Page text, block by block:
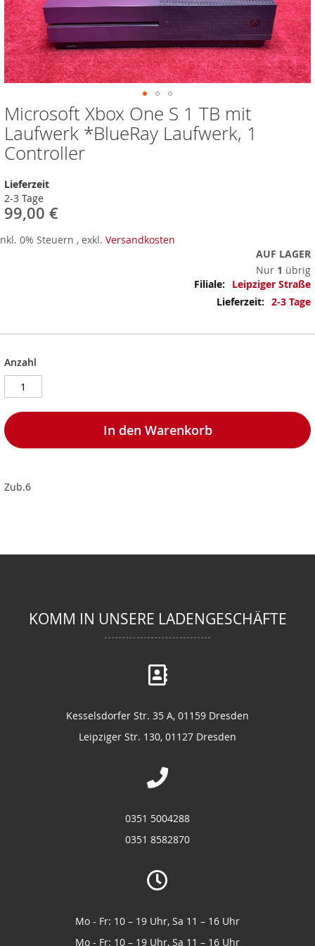
Microsoft Xbox One S 1 TB mit
Laufwerk *BlueRay Laufwerk, 1
Controller
Lieferzeit
2-3 Tage
99,00 €
0% Steuern , exkl. Versandkosten
AUF LAGER
Nur 1 übrig
Mehr
Informationen
Leipziger Straße
2-3 Tage
Anzahl
In den Warenkorb
Zub.6
Zum
Anfang
der
Bildergalerie
KOMM IN UNSERE LADENGESCHÄFTE
Kesselsdorfer Str. 35 A, 01159 Dresden
Leipziger Str. 130, 01127 Dresden
0351 5004288
0351 8582870
Mo - Fr: 10 – 19 Uhr, Sa 11 – 16 Uhr
Mo - Fr: 10 – 19 Uhr, Sa 11 – 16 Uhr